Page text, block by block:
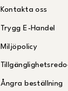
Kontakta oss
Trygg E-Handel
Miljöpolicy
Ångra beställning